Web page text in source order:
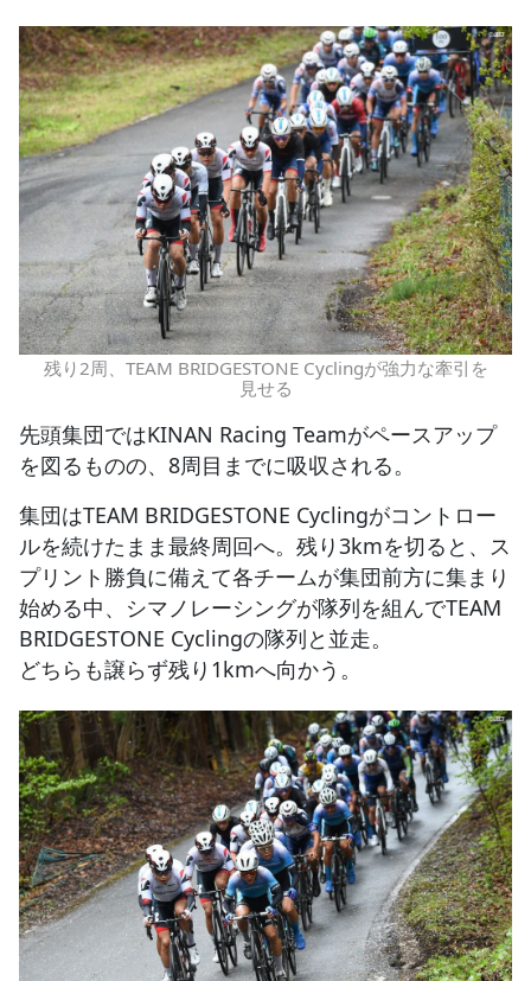
残り2周、TEAM BRIDGESTONE Cyclingが強力な牽引を
見せる
先頭集団ではKINAN Racing Teamがペースアップ
を図るものの、8周目までに吸収される。
集団はTEAM BRIDGESTONE Cyclingがコントロー
ルを続けたまま最終周回へ。残り3kmを切ると、ス
プリント勝負に備えて各チームが集団前方に集まり
始める中、シマノレーシングが隊列を組んでTEAM
BRIDGESTONE Cyclingの隊列と並走。
どちらも譲らず残り1kmへ向かう。